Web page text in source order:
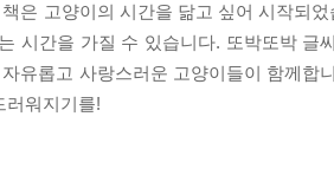
은 고양이의 시간을 닮고 싶어 시작되
시간을 가질 수 있습니다. 또박또박 글
유롭고 사랑스러운 고양이들이 함께합
러워지기를!